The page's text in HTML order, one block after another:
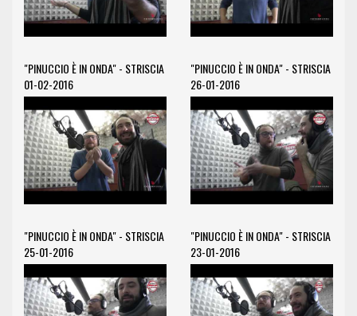
"PINUCCIO È IN ONDA" - STRISCIA
01-02-2016
"PINUCCIO È IN ONDA" - STRISCIA
26-01-2016
"PINUCCIO È IN ONDA" - STRISCIA
25-01-2016
"PINUCCIO È IN ONDA" - STRISCIA
23-01-2016